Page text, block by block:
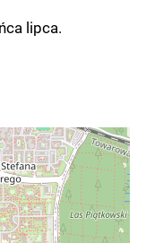
lipca.